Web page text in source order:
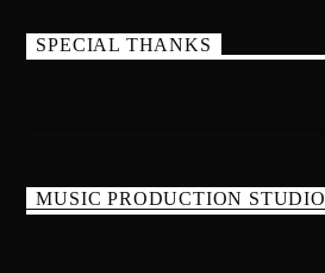
SPECIAL THANKS
MUSIC PRODUCTION STUDIO